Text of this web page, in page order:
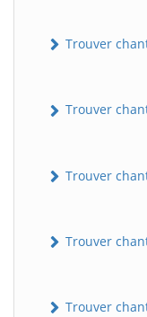
Trouver
Trouver
Trouver
Trouver
Trouver